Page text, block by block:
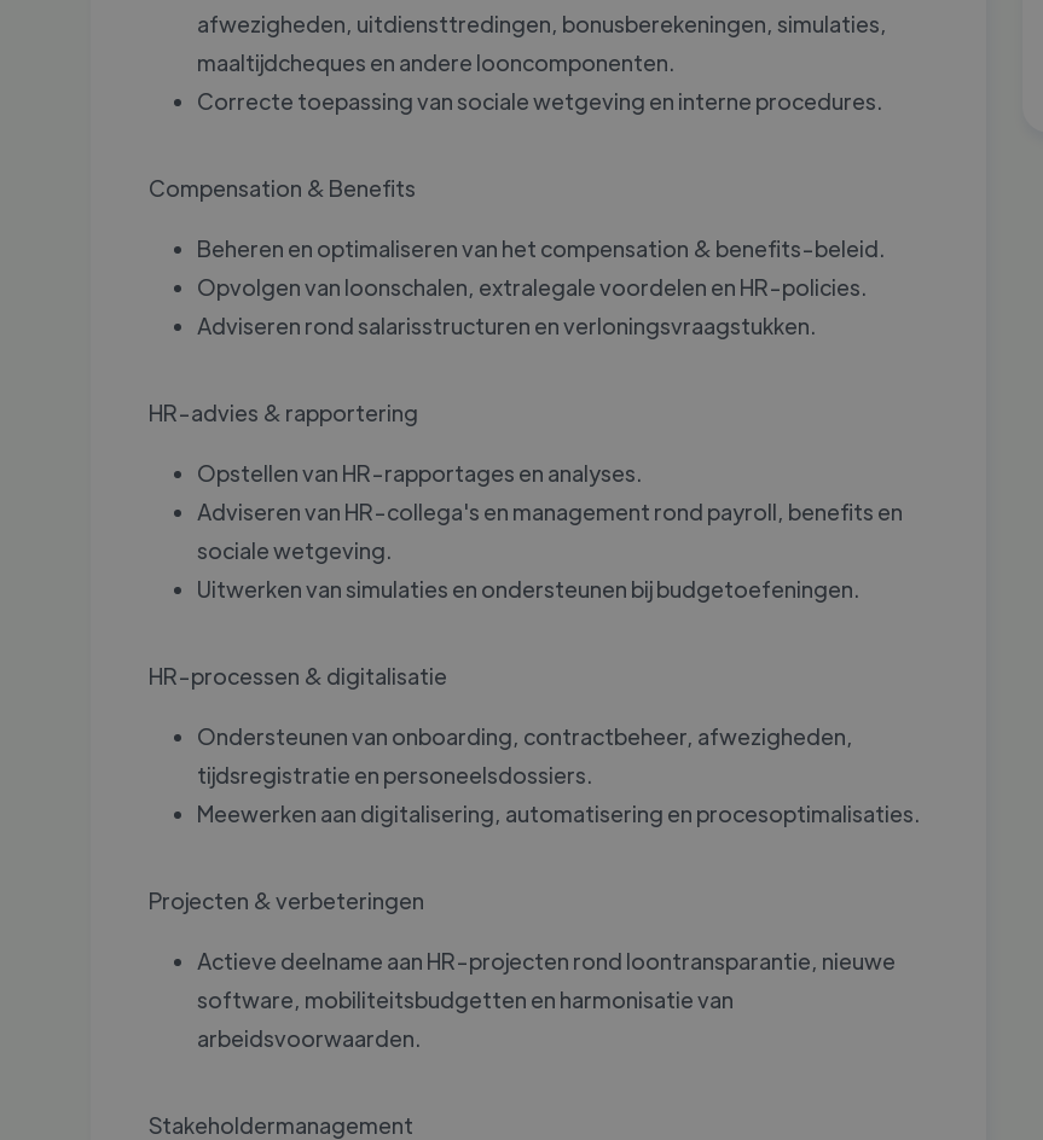
afwezigheden, uitdiensttredingen, bonusberekeningen, simulaties,
maaltijdcheques en andere looncomponenten.
Correcte toepassing van sociale wetgeving en interne procedures.
Compensation & Benefits
Beheren en optimaliseren van het compensation & benefits-beleid.
Opvolgen van loonschalen, extralegale voordelen en HR-policies.
Adviseren rond salarisstructuren en verloningsvraagstukken.
HR-advies & rapportering
Opstellen van HR-rapportages en analyses.
Adviseren van HR-collega's en management rond payroll, benefits en
sociale wetgeving.
Uitwerken van simulaties en ondersteunen bij budgetoefeningen.
HR-processen & digitalisatie
Ondersteunen van onboarding, contractbeheer, afwezigheden,
tijdsregistratie en personeelsdossiers.
Meewerken aan digitalisering, automatisering en procesoptimalisaties.
Projecten & verbeteringen
Actieve deelname aan HR-projecten rond loontransparantie, nieuwe
software, mobiliteitsbudgetten en harmonisatie van
arbeidsvoorwaarden.
Stakeholdermanagement